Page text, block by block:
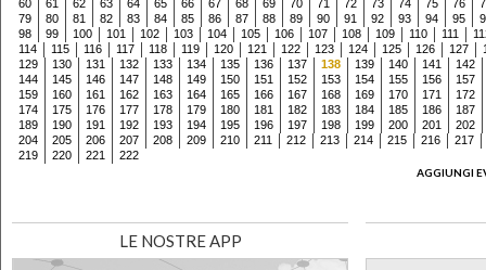
60 61 62 63 64 65 66 67 68 69 70 71 72 73 74 75 76
79
80 81 82 83 84 85 86 87 88 89 90 91 92 93 94 95
98
99 100 101 102 103 104 105 106 107 108 109 110 111
114
115 116 117 118 119 120 121 122 123 124 125 126 127
129
130 131 132 133 134 135 136 137 138 139 140 141
142
144
145 146 147 148 149 150 151 152 153 154 155 156
157
159
160 161 162 163 164 165 166 167 168 169 170 171
172
174
175 176 177 178 179 180 181 182 183 184 185 186
187
189
190 191 192 193 194 195 196 197 198 199 200 201
202
204
205 206 207 208 209 210 211 212 213 214 215 216
217
219
220 221
222
AGGIUNGI
LE NOSTRE APP